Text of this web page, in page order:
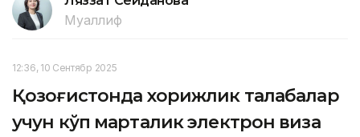
Муаллиф
12:36, 10 Сентябр 2025
Қозоғистонда хорижлик талабалар
учун кўп марталик электрон виза